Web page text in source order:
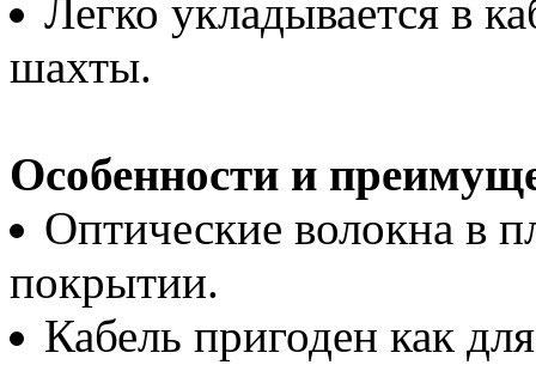
Легко укладывается в
шахты.
Особенности и
Оптические волокна в
покрытии.
Кабель пригоден как